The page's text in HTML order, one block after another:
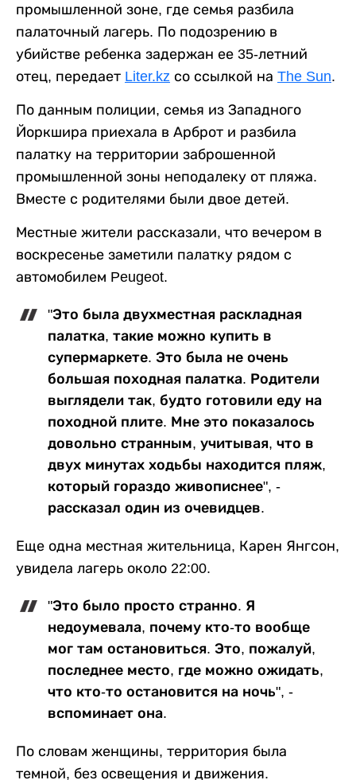
промышленной зоне, где семья разбила
палаточный лагерь. По подозрению в
убийстве ребенка задержан ее 35-летний
отец, передает Liter.kz со ссылкой на The Sun.
По данным полиции, семья из Западного
Йоркшира приехала в Арброт и разбила
палатку на территории заброшенной
промышленной зоны неподалеку от пляжа.
Вместе с родителями были двое детей.
Местные жители рассказали, что вечером в
воскресенье заметили палатку рядом с
автомобилем Peugeot.
"Это была двухместная раскладная
палатка, такие можно купить в
супермаркете. Это была не очень
большая походная палатка. Родители
выглядели так, будто готовили еду на
походной плите. Мне это показалось
довольно странным, учитывая, что в
двух минутах ходьбы находится пляж,
который гораздо живописнее", -
рассказал один из очевидцев.
Еще одна местная жительница, Карен Янгсон,
увидела лагерь около 22:00.
"Это было просто странно. Я
недоумевала, почему кто-то вообще
мог там остановиться. Это, пожалуй,
последнее место, где можно ожидать,
что кто-то остановится на ночь", -
вспоминает она.
По словам женщины, территория была
темной, без освещения и движения.